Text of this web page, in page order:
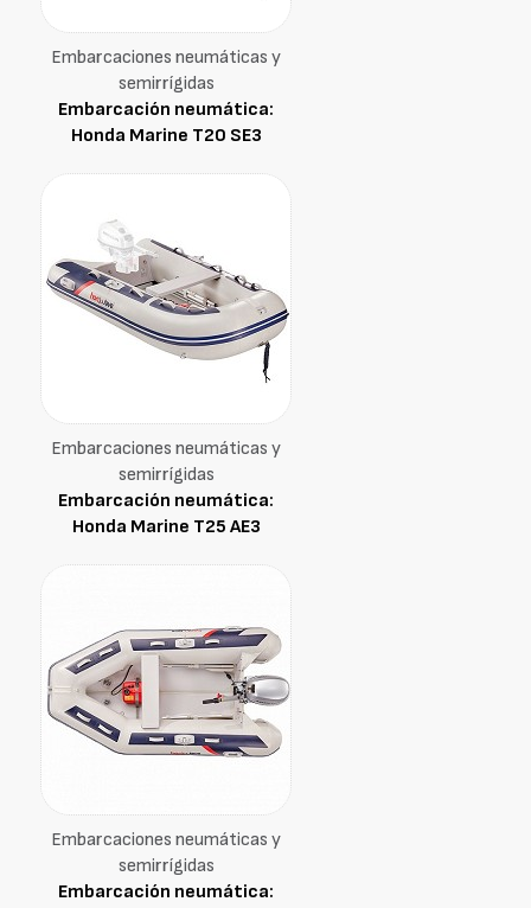
Embarcaciones neumáticas y
semirrígidas
Embarcación neumática:
Honda Marine T20 SE3
Embarcaciones neumáticas y
semirrígidas
Embarcación neumática:
Honda Marine T25 AE3
Embarcaciones neumáticas y
semirrígidas
Embarcación neumática: